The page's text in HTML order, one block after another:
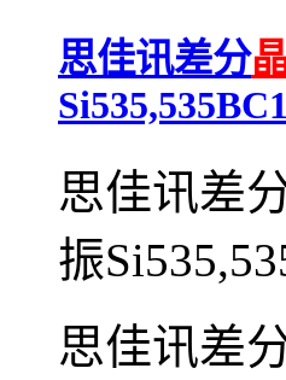
思佳讯差分
思佳讯差
振
思佳讯差